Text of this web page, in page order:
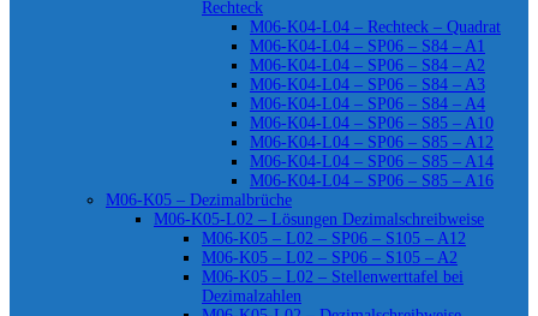
Rechteck
M06-K04-L04 – Rechteck – Quadrat
M06-K04-L04 – SP06 – S84 – A1
M06-K04-L04 – SP06 – S84 – A2
M06-K04-L04 – SP06 – S84 – A3
M06-K04-L04 – SP06 – S84 – A4
M06-K04-L04 – SP06 – S85 – A10
M06-K04-L04 – SP06 – S85 – A12
M06-K04-L04 – SP06 – S85 – A14
M06-K04-L04 – SP06 – S85 – A16
M06-K05 – Dezimalbrüche
M06-K05-L02 – Lösungen Dezimalschreibweise
M06-K05 – L02 – SP06 – S105 – A12
M06-K05 – L02 – SP06 – S105 – A2
M06-K05 – L02 – Stellenwerttafel bei
Dezimalzahlen